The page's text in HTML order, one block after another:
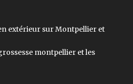
extérieur sur Montpellier et
montpellier et les